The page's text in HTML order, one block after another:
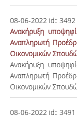
08-06-2022 id:: 3492
Ανακήρυξη
Αναπληρωτή
Οικονομικών
Ανακήρυξη
Αναπληρωτή
Οικονομικών
08-06-2022 id:: 3491